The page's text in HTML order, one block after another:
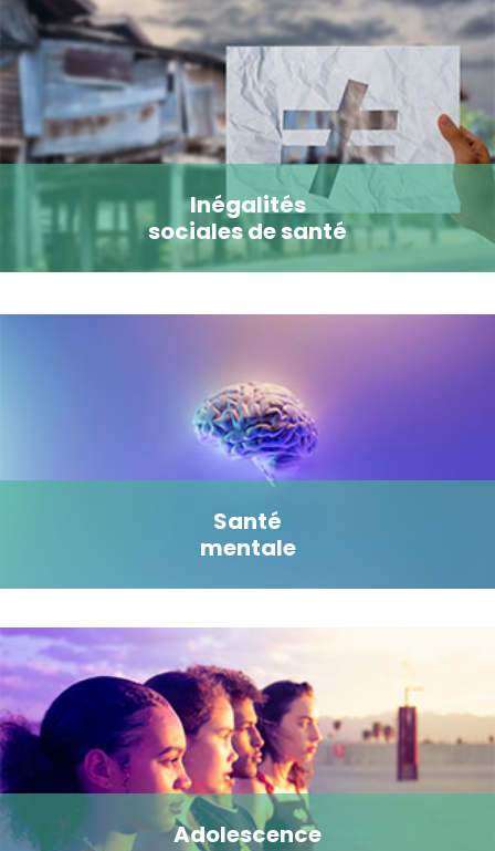
Inégalités
sociales de santé
Santé
mentale
Adolescence